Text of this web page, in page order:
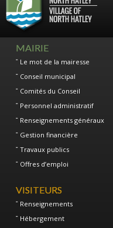
MAIRIE
Le mot de la mairesse
Conseil municipal
Comités du Conseil
Personnel administratif
Renseignements généraux
Gestion financière
Travaux publics
Offres d’emploi
VISITEURS
Renseignements
Hébergement